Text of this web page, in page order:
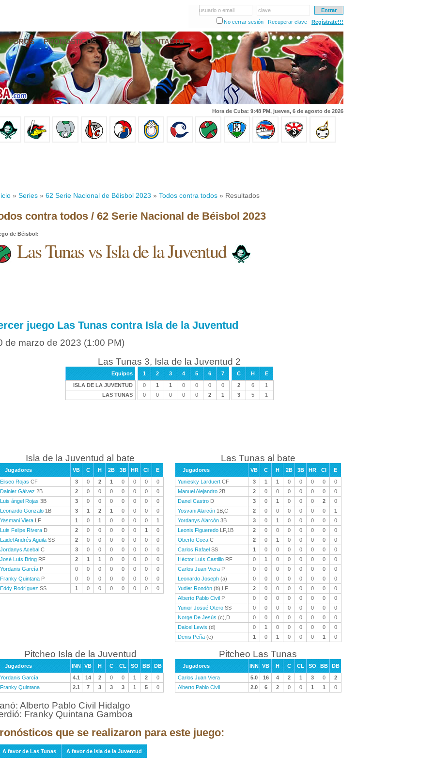
usuario o email
clave
No cerrar sesión
Recuperar clave Regístrate!!!
FOROS PRONÓSTICOS EN VIVO CONTACTO
Hora de Cuba: 9:48 PM, jueves, 6 de agosto de 2026
» Series » 62 Serie Nacional de Béisbol 2023 » Todos contra todos » Resultados
contra todos / 62 Serie Nacional de Béisbol 2023
de Béisbol:
Las Tunas vs Isla de la Juventud
juego Las Tunas contra Isla de la Juventud
de marzo de 2023 (1:00 PM)
Las Tunas 3, Isla de la Juventud 2
Equipos 1 2 3 4 5 6 7 C H
E
ISLA DE LA JUVENTUD
0 1 1 0 0 0 0 2 6
1
LAS TUNAS
0 0 0 0 0 2 1 3 5 1
Isla de la Juventud al bate
Jugadores VB C H 2B 3B HR CI
E
Eliseo Rojas CF 3 0 2 1 0 0 0
0
Dainier Gálvez 2B 2 0 0 0 0 0 0
0
Luis ángel Rojas 3B 3 0 0 0 0 0 0
0
Leonardo Gonzalo 1B 3 1 2 1 0 0 0
0
Yasmani Viera LF 1 0 1 0 0 0 0
1
Luis Felipe Rivera D 2 0 0 0 0 0 1
0
Laidel Andrés Aguila SS 2 0 0 0 0 0 0
0
Jordanys Acebal C 3 0 0 0 0 0 0
0
José Luís Bring RF 2 1 1 0 0 0 0
0
Yordanis García P 0 0 0 0 0 0 0
0
Franky Quintana P 0 0 0 0 0 0 0
0
Eddy Rodríguez SS 1 0 0 0 0 0 0 0
Las Tunas al bate
Jugadores VB C H 2B 3B HR CI
E
Yuniesky Larduert CF 3 1 1 0 0 0 0
0
Manuel Alejandro 2B 2 0 0 0 0 0 0
0
Danel Castro D 3 0 1 0 0 0 2
0
Yosvani Alarcón 1B,C 2 0 0 0 0 0 0
1
Yordanys Alarcón 3B 3 0 1 0 0 0 0
0
Leonis Figueredo LF,1B 2 0 0 0 0 0 0
0
Oberto Coca C 2 0 1 0 0 0 0
0
Carlos Rafael SS 1 0 0 0 0 0 0
0
Héctor Luís Castillo RF 0 1 0 0 0 0 0
0
Carlos Juan Viera P 0 0 0 0 0 0 0
0
Leonardo Joseph (a) 0 0 0 0 0 0 0
0
Yudier Rondón (b),LF 2 0 0 0 0 0 0
0
Alberto Pablo Civil P 0 0 0 0 0 0 0
0
Yunior Josué Otero SS 0 0 0 0 0 0 0
0
Norge De Jesús (c),D 0 0 0 0 0 0 0
0
Daicel Lewis (d) 0 1 0 0 0 0 0
0
Denis Peña (e) 1 0 1 0 0 0 1 0
Pitcheo Isla de la Juventud
Jugadores INN VB H C CL SO BB
DB
Yordanis García
4.1 14 2 0 0 1 2
0
Franky Quintana
2.1 7 3 3 3 1 5 0
Pitcheo Las Tunas
Jugadores INN VB H C CL SO BB
DB
Carlos Juan Viera
5.0 16 4 2 1 3 0
2
Alberto Pablo Civil
2.0 6 2 0 0 1 1 0
Alberto Pablo Civil Hidalgo
Franky Quintana Gamboa
que se realizaron para este juego:
A favor de Las Tunas
A favor de Isla de la Juventud